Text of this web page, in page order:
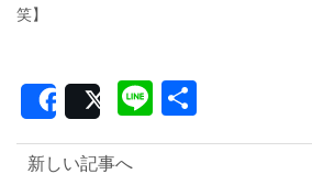
笑】
SharePost Line
有
新しい記事へ